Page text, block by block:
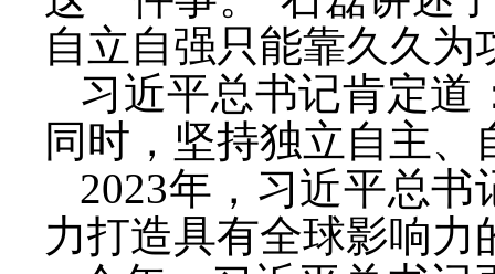
自立自强只能靠久久
习近平总书记肯定道
同时，坚持独立自主
2023年，习近平总
力打造具有全球影响力